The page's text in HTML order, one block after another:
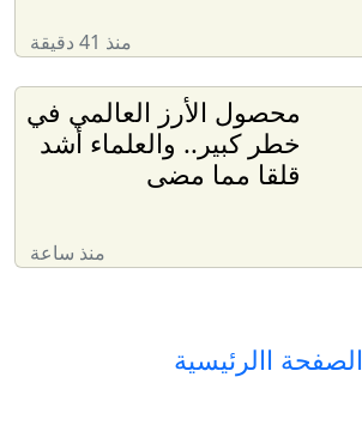
منذ 41 دقيقة
محصول الأرز العالمي في
خطر كبير.. والعلماء أشد
قلقا مما مضى
منذ ساعة
الصفحة االرئيسية